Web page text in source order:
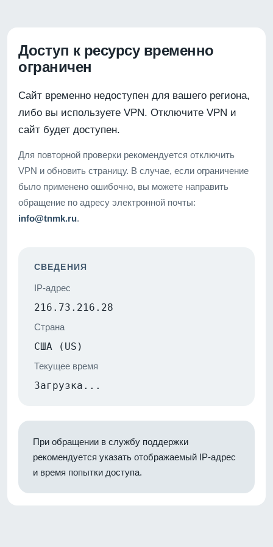
Доступ к ресурсу временно
ограничен
Сайт временно недоступен для вашего региона,
либо вы используете VPN. Отключите VPN и
сайт будет доступен.
Для повторной проверки рекомендуется отключить
VPN и обновить страницу. В случае, если ограничение
было применено ошибочно, вы можете направить
обращение по адресу электронной почты:
info@tnmk.ru.
СВЕДЕНИЯ
IP-адрес
216.73.216.28
Страна
США (US)
Текущее время
Загрузка...
При обращении в службу поддержки
рекомендуется указать отображаемый IP-адрес
и время попытки доступа.